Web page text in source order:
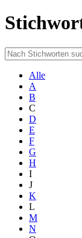
Alle
A
B
C
D
E
F
G
H
I
J
K
L
M
N